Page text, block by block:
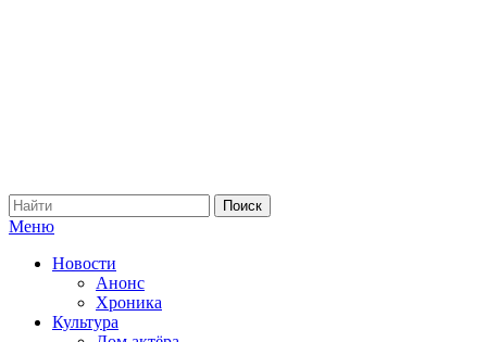
Меню
Новости
Анонс
Хроника
Культура